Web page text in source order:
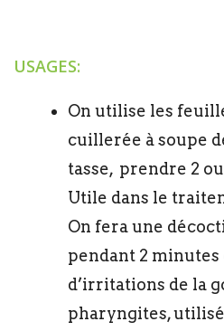
USAGES:
On utilise les
cuillerée à soupe
tasse, prendre 2
Utile dans le
On fera une
pendant 2 minutes
d’irritations de la
pharyngites,